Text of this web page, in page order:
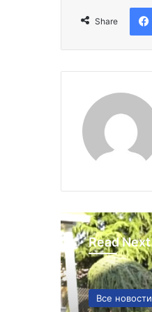
Share
Read Next
Все новости